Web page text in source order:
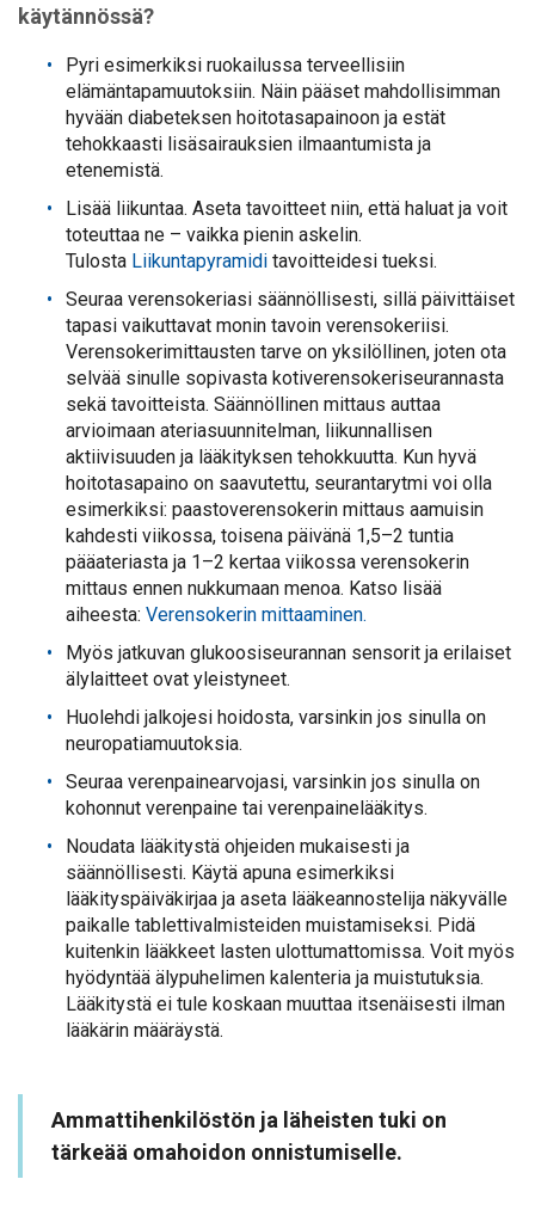
käytännössä?
Pyri esimerkiksi ruokailussa terveellisiin
elämäntapamuutoksiin. Näin pääset mahdollisimman
hyvään diabeteksen hoitotasapainoon ja estät
tehokkaasti lisäsairauksien ilmaantumista ja
etenemistä.
Lisää liikuntaa. Aseta tavoitteet niin, että haluat ja voit
toteuttaa ne – vaikka pienin askelin.
Tulosta Liikuntapyramidi tavoitteidesi tueksi.
Seuraa verensokeriasi säännöllisesti, sillä päivittäiset
tapasi vaikuttavat monin tavoin verensokeriisi.
Verensokerimittausten tarve on yksilöllinen, joten ota
selvää sinulle sopivasta kotiverensokeriseurannasta
sekä tavoitteista. Säännöllinen mittaus auttaa
arvioimaan ateriasuunnitelman, liikunnallisen
aktiivisuuden ja lääkityksen tehokkuutta. Kun hyvä
hoitotasapaino on saavutettu, seurantarytmi voi olla
esimerkiksi: paastoverensokerin mittaus aamuisin
kahdesti viikossa, toisena päivänä 1,5–2 tuntia
pääateriasta ja 1–2 kertaa viikossa verensokerin
mittaus ennen nukkumaan menoa. Katso lisää
aiheesta: Verensokerin mittaaminen.
Myös jatkuvan glukoosiseurannan sensorit ja erilaiset
älylaitteet ovat yleistyneet.
Huolehdi jalkojesi hoidosta, varsinkin jos sinulla on
neuropatiamuutoksia.
Seuraa verenpainearvojasi, varsinkin jos sinulla on
kohonnut verenpaine tai verenpainelääkitys.
Noudata lääkitystä ohjeiden mukaisesti ja
säännöllisesti. Käytä apuna esimerkiksi
lääkityspäiväkirjaa ja aseta lääkeannostelija näkyvälle
paikalle tablettivalmisteiden muistamiseksi. Pidä
kuitenkin lääkkeet lasten ulottumattomissa. Voit myös
hyödyntää älypuhelimen kalenteria ja muistutuksia.
Lääkitystä ei tule koskaan muuttaa itsenäisesti ilman
lääkärin määräystä.
Ammattihenkilöstön ja läheisten tuki on
tärkeää omahoidon onnistumiselle.